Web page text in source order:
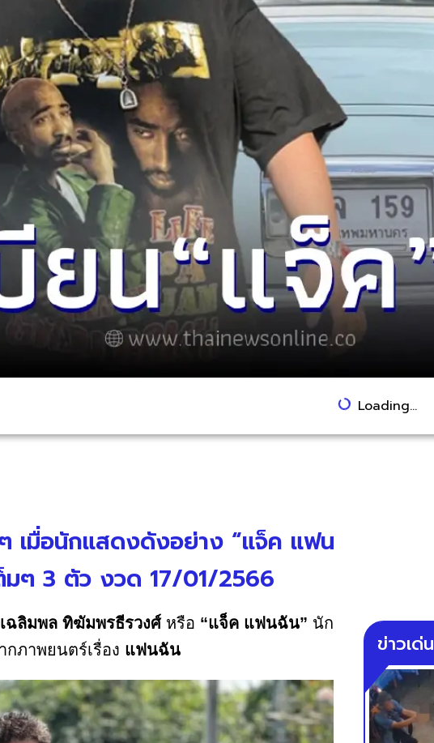
Loading...
เมื่อนักแสดงดังอย่าง “แจ็ค แฟน
มๆ 3 ตัว งวด 17/01/2566
เฉลิมพล ทิฆัมพรธีรวงศ์หรือ “แจ็ค แฟนฉัน” นัก
กภาพยนตร์เรื่อง แฟนฉัน ข่าวเด่น